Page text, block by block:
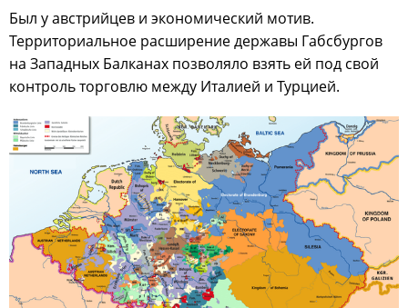
Был у австрийцев и экономический мотив.
Территориальное расширение державы Габсбургов
на Западных Балканах позволяло взять ей под свой
контроль торговлю между Италией и Турцией.